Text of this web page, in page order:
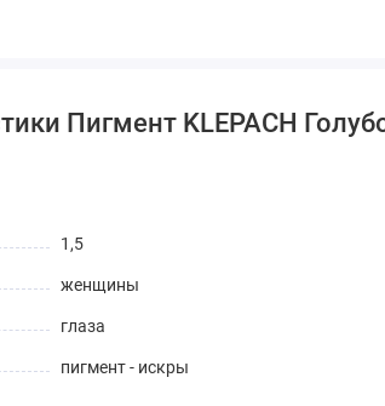
Пигмент KLEPACH
1,5
женщины
глаза
пигмент - искры